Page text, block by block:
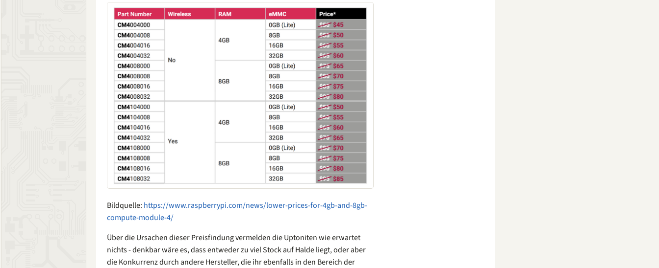
Bildquelle: https://www.raspberrypi.com/news/lower-prices-for-4gb-and-8gb-
compute-module-4/
Über die Ursachen dieser Preisfindung vermelden die Uptoniten wie erwartet
nichts - denkbar wäre es, dass entweder zu viel Stock auf Halde liegt, oder aber
die Konkurrenz durch andere Hersteller, die ihr ebenfalls in den Bereich der